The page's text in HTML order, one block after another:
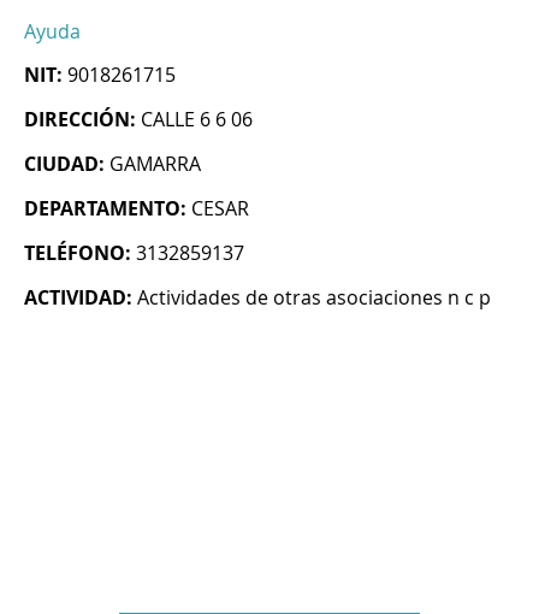
Ayuda
NIT: 9018261715
DIRECCIÓN: CALLE 6 6 06
CIUDAD: GAMARRA
DEPARTAMENTO: CESAR
TELÉFONO: 3132859137
ACTIVIDAD: Actividades de otras asociaciones n c p